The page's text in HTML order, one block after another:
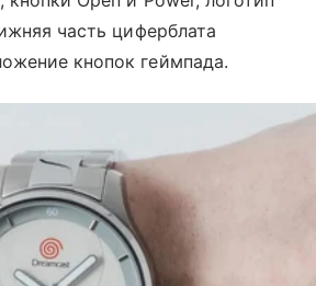
часть циферблата
кнопок геймпада.